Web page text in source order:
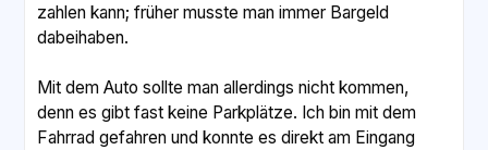
zahlen kann; früher musste man immer Bargeld
dabeihaben.
Mit dem Auto sollte man allerdings nicht kommen,
denn es gibt fast keine Parkplätze. Ich bin mit dem
Fahrrad gefahren und konnte es direkt am Eingang